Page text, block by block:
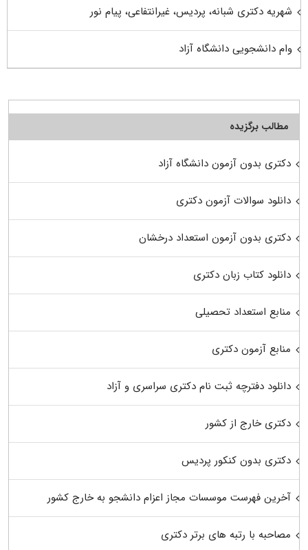
شهریه دکتری شبانه، پردیس، غیرانتفاعی، پیام نور
وام دانشجویی دانشگاه آزاد
مطالب برگزیده
دکتری بدون آزمون دانشگاه آزاد
دانلود سوالات آزمون دکتری
دکتری بدون آزمون استعداد درخشان
دانلود کتاب زبان دکتری
منابع استعداد تحصیلی
منابع آزمون دکتری
دانلود دفترچه ثبت نام دکتری سراسری و آزاد
دکتری خارج از کشور
دکتری بدون کنکور پردیس
آخرین فهرست موسسات مجاز اعزام دانشجو به خارج کشور
مصاحبه با رتبه های برتر دکتری